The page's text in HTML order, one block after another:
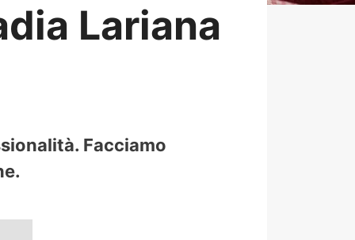
Lariana
Facciamo